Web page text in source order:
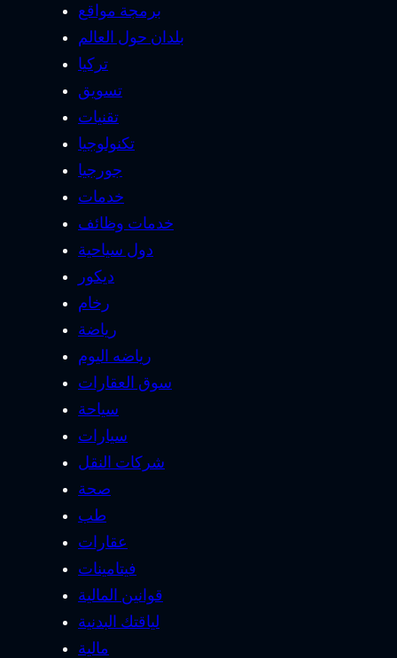
برمجة مواقع
بلدان حول العالم
تركيا
تسويق
تقنيات
تكنولوجيا
جورجيا
خدمات
خدمات وظائف
دول سياحية
ديكور
رخام
رياضة
رياضه اليوم
سوق العقارات
سياحة
سيارات
شركات النقل
صحة
طب
عقارات
فيتامينات
قوانين المالية
لياقتك البدنية
مالية